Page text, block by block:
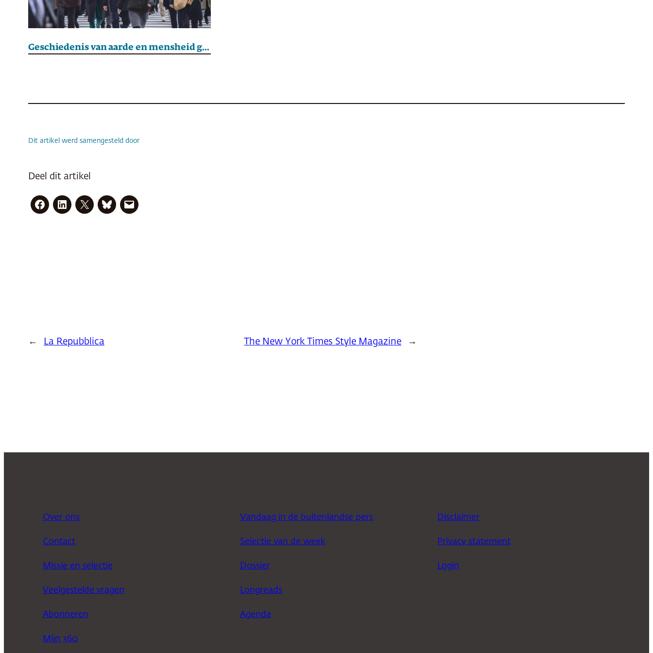
Geschiedenis van aarde en mensheid geen rimpelloos proces
Dit artikel werd samengesteld door
Deel dit artikel
← La Repubblica The New York Times Style Magazine →
Over ons
Contact
Missie en selectie
Veelgestelde vragen
Abonneren
Mijn 360
Vandaag in de buitenlandse pers
Selectie van de week
Dossier
Longreads
Agenda
Disclaimer
Privacy statement
Login